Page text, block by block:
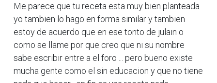
Me parece que tu receta esta muy bien planteada
yo tambien lo hago en forma similar y tambien
estoy de acuerdo que en ese tonto de julain o
como se llame por que creo que ni su nombre
sabe escribir entre a el foro ... pero bueno existe
mucha gente como el sin educacion y que no tiene